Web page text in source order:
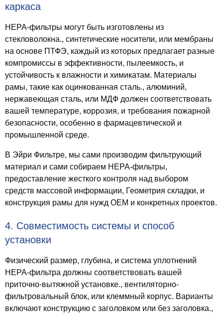
каркаса
HEPA-фильтры могут быть изготовлены из
стекловолокна., синтетические носители, или мембраны
на основе ПТФЭ, каждый из которых предлагает разные
компромиссы в эффективности, пылеемкость, и
устойчивость к влажности и химикатам. Материалы
рамы, такие как оцинкованная сталь., алюминий,
нержавеющая сталь, или МДФ должен соответствовать
вашей температуре, коррозия, и требования пожарной
безопасности, особенно в фармацевтической и
промышленной среде.
В Эйри Фильтре, мы сами производим фильтрующий
материал и сами собираем HEPA-фильтры,
предоставление жесткого контроля над выбором
средств массовой информации, Геометрия складки, и
конструкция рамы для нужд OEM и конкретных проектов.
4. Совместимость системы и способ
установки
Физический размер, глубина, и система уплотнений
HEPA-фильтра должны соответствовать вашей
приточно-вытяжной установке., вентиляторно-
фильтровальный блок, или клеммный корпус. Варианты
включают конструкцию с заголовком или без заголовка.,